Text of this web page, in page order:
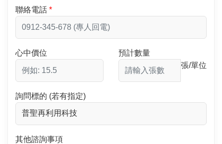
聯絡電話
心中價位
預計數量
張/單位
詢問標的 (若有指定)
其他諮詢事項